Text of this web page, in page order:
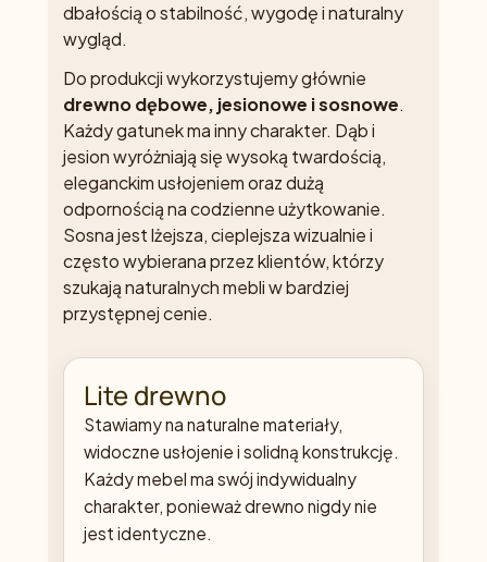
dbałością o stabilność, wygodę i naturalny
wygląd.
Do produkcji wykorzystujemy głównie
drewno dębowe, jesionowe i sosnowe.
Każdy gatunek ma inny charakter. Dąb i
jesion wyróżniają się wysoką twardością,
eleganckim usłojeniem oraz dużą
odpornością na codzienne użytkowanie.
Sosna jest lżejsza, cieplejsza wizualnie i
często wybierana przez klientów, którzy
szukają naturalnych mebli w bardziej
przystępnej cenie.
Lite drewno
Stawiamy na naturalne materiały,
widoczne usłojenie i solidną konstrukcję.
Każdy mebel ma swój indywidualny
charakter, ponieważ drewno nigdy nie
jest identyczne.